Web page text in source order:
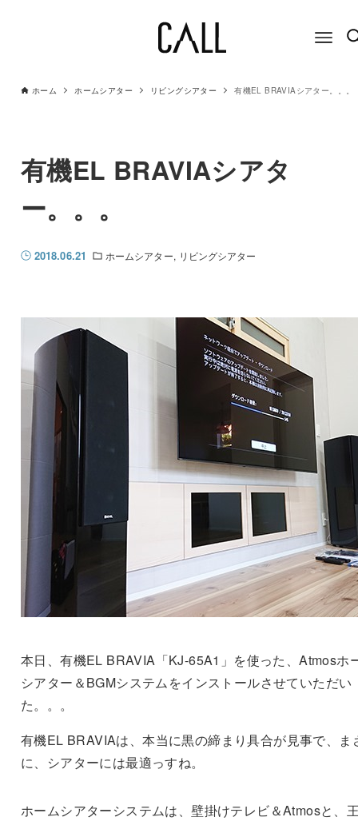
ホーム ホームシアター リビングシアター 有機EL BRAVIAシアター。。。
有機EL BRAVIAシアタ
ー。。。
2018.06.21 ホームシアター リビングシアター
本日、有機EL BRAVIA「KJ-65A1」を使った、Atmosホ
シアター＆BGMシステムをインストールさせていただい
た。。。
有機EL BRAVIAは、本当に黒の締まり具合が見事で、ま
に、シアターには最適っすね。
ホームシアターシステムは、壁掛けテレビ＆Atmosと、